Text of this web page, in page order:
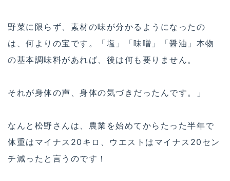
野菜に限らず、素材の味が分かるようになったの
は、何よりの宝です。「塩」「味噌」「醤油」本物
の基本調味料があれば、後は何も要りません。
それが身体の声、身体の気づきだったんです。」
なんと松野さんは、農業を始めてからたった半年で
体重はマイナス20キロ、ウエストはマイナス20セン
チ減ったと言うのです！